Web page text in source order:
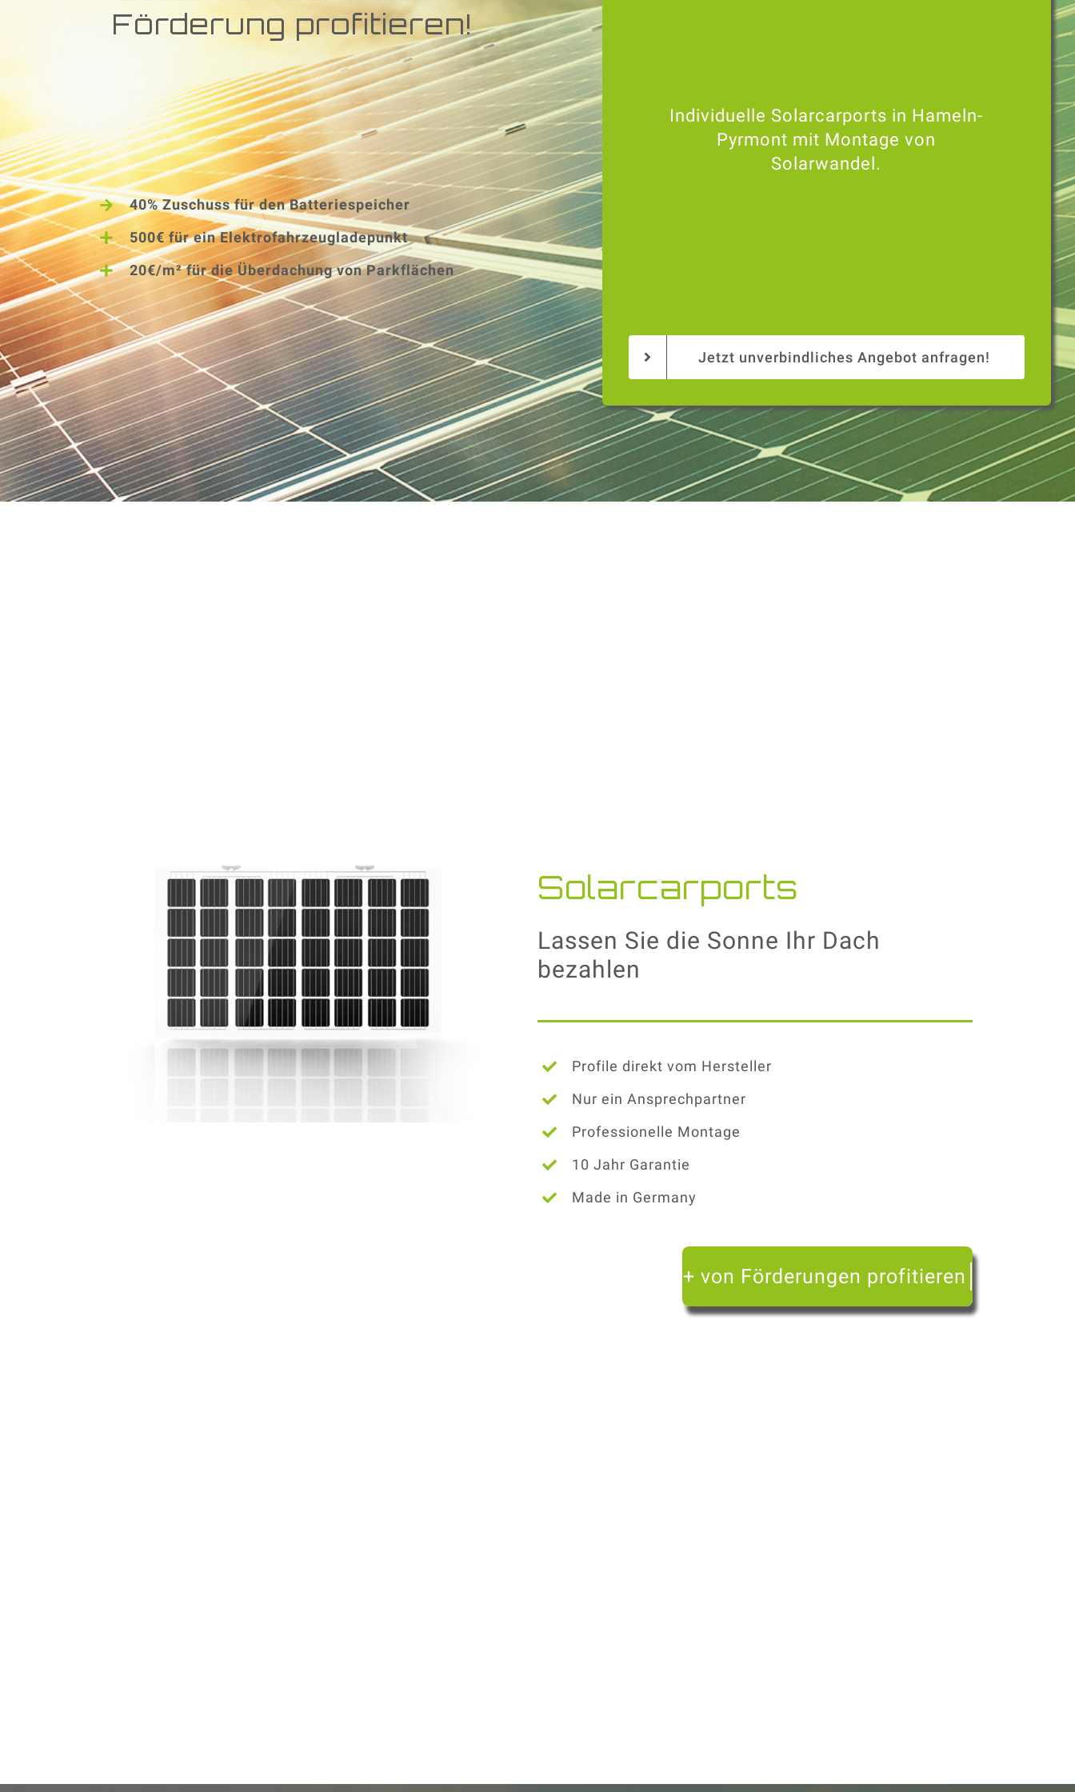
Förderung profitieren!
40% Zuschuss für den Batteriespeicher
500€ für ein Elektrofahrzeugladepunkt
20€/m² für die Überdachung von Parkflächen
Individuelle Solarcarports in Hameln-
Pyrmont mit Montage von
Solarwandel.
Jetzt unverbindliches Angebot anfragen!
Solarcarports
Lassen Sie die Sonne Ihr Dach
bezahlen
Profile direkt vom Hersteller
Nur ein Ansprechpartner
Professionelle Montage
10 Jahr Garantie
Made in Germany